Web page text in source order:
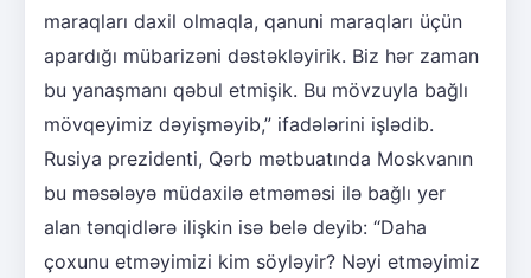
maraqları daxil olmaqla, qanuni maraqları üçün
apardığı mübarizəni dəstəkləyirik. Biz hər zaman
bu yanaşmanı qəbul etmişik. Bu mövzuyla bağlı
mövqeyimiz dəyişməyib,” ifadələrini işlədib.
Rusiya prezidenti, Qərb mətbuatında Moskvanın
bu məsələyə müdaxilə etməməsi ilə bağlı yer
alan tənqidlərə ilişkin isə belə deyib: “Daha
çoxunu etməyimizi kim söyləyir? Nəyi etməyimiz